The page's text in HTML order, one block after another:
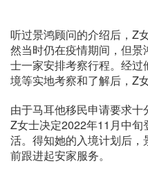
听过景鸿顾问的介绍后，Z
然当时仍在疫情期间，但
士一家安排考察行程。经
境等实地考察和了解后，Z
由于马耳他移民申请要求十
Z女士决定2022年11月中
活。得知她的入境计划后
前跟进起安家服务。